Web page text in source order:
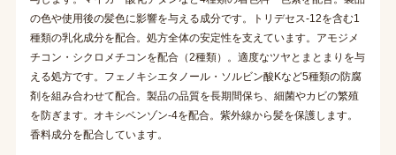
の色や使用後の髪色に影響を与える成分です。トリデセス-12を含む1
種類の乳化成分を配合。処方全体の安定性を支えています。アモジメ
チコン・シクロメチコンを配合（2種類）。適度なツヤとまとまりを与
える処方です。フェノキシエタノール・ソルビン酸Kなど5種類の防腐
剤を組み合わせて配合。製品の品質を長期間保ち、細菌やカビの繁殖
を防ぎます。オキシベンゾン-4を配合。紫外線から髪を保護します。
香料成分を配合しています。